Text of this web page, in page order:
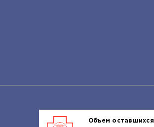
Объем оставшихся